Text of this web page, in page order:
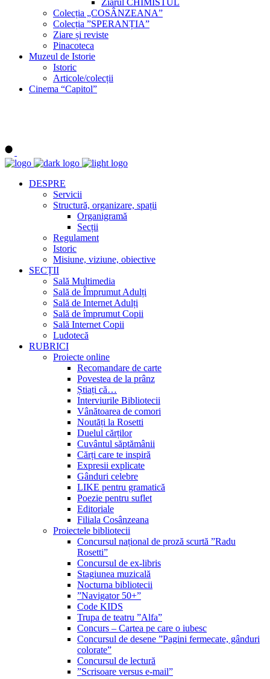
Ziarul CHIMISTUL
Colecția „COSÂNZEANA”
Colecția ”SPERANȚIA”
Ziare și reviste
Pinacoteca
Muzeul de Istorie
Istoric
Articole/colecții
Cinema “Capitol”
DESPRE
Servicii
Structură, organizare, spații
Organigramă
Secții
Regulament
Istoric
Misiune, viziune, obiective
SECȚII
Sală Multimedia
Sală de Împrumut Adulți
Sală de Internet Adulți
Sală de împrumut Copii
Sală Internet Copii
Ludotecă
RUBRICI
Proiecte online
Recomandare de carte
Povestea de la prânz
Știați că…
Interviurile Bibliotecii
Vânătoarea de comori
Noutăți la Rosetti
Duelul cărților
Cuvântul săptămânii
Cărți care te inspiră
Expresii explicate
Gânduri celebre
LIKE pentru gramatică
Poezie pentru suflet
Editoriale
Filiala Cosânzeana
Proiectele bibliotecii
Concursul național de proză scurtă ”Radu
Rosetti”
Concursul de ex-libris
Stagiunea muzicală
Nocturna bibliotecii
”Navigator 50+”
Code KIDS
Trupa de teatru ”Alfa”
Concurs – Cartea pe care o iubesc
Concursul de desene ”Pagini fermecate, gânduri
colorate”
Concursul de lectură
”Scrisoare versus e-mail”